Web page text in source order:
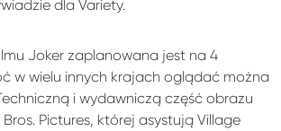
dla Variety.
Joker zaplanowana jest na 4
w wielu innych krajach oglądać można
i wydawniczą część obrazu
Pictures, której asystują Village